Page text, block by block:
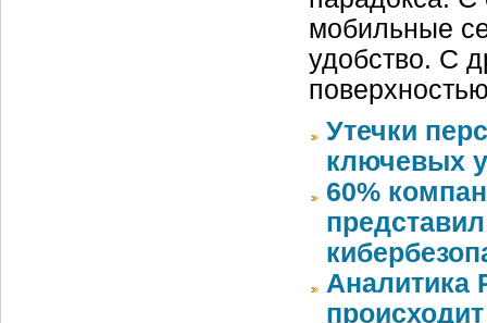
мобильные
удобство. С
Утечки
ключевых
60%
Аналитика